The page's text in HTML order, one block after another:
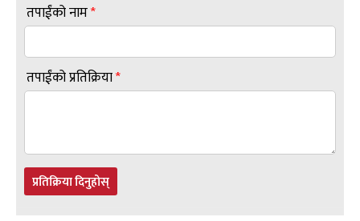
तपाईंको नाम*
तपाईंको प्रतिक्रिया*
प्रतिक्रिया दिनुहोस्